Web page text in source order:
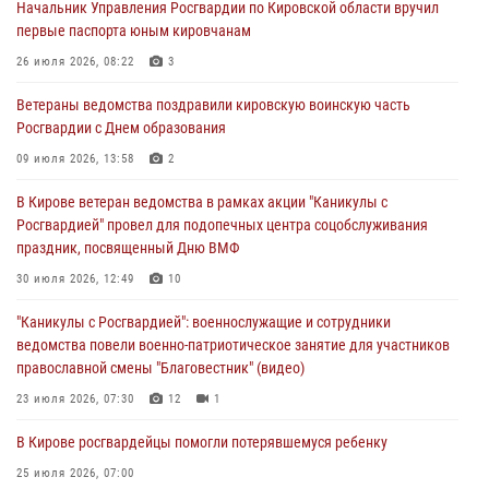
поддельной купюры
04 августа 2026, 09:30
03 августа 2026, 09:01
В Кирове росгвардейцы и ветераны ведомства приняли участие в
03 августа 2026, 08:45
В Кирове росгвардейцы задержали подозреваемого в краже из
магазина
Начальник Управления Росгвардии по Кировской области вручил
первые паспорта юным кировчанам
26 июля 2026, 08:22 3
Ветераны ведомства поздравили кировскую воинскую часть
Росгвардии с Днем образования
09 июля 2026, 13:58 2
В Кирове ветеран ведомства в рамках акции "Каникулы с
Росгвардией" провел для подопечных центра соцобслуживания
праздник, посвященный Дню ВМФ
30 июля 2026, 12:49 10
"Каникулы с Росгвардией": военнослужащие и сотрудники
ведомства повели военно-патриотическое занятие для участников
православной смены "Благовестник" (видео)
23 июля 2026, 07:30 12 1
В Кирове росгвардейцы помогли потерявшемуся ребенку
25 июля 2026, 07:00